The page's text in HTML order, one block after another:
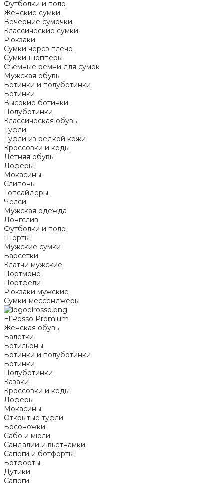
Футболки и поло
Женские сумки
Вечерние сумочки
Классические сумки
Рюкзаки
Сумки через плечо
Сумки-шопперы
Съемные ремни для сумок
Мужская обувь
Ботинки и полуботинки
Ботинки
Высокие ботинки
Полуботинки
Классическая обувь
Туфли
Туфли из редкой кожи
Кроссовки и кеды
Летняя обувь
Лоферы
Мокасины
Слипоны
Топсайдеры
Челси
Мужская одежда
Лонгслив
Футболки и поло
Шорты
Мужские сумки
Барсетки
Клатчи мужские
Портмоне
Портфели
Рюкзаки мужские
Сумки-мессенджеры
El’Rosso Premium
Женская обувь
Балетки
Ботильоны
Ботинки и полуботинки
Ботинки
Полуботинки
Казаки
Кроссовки и кеды
Лоферы
Мокасины
Открытые туфли
Босоножки
Сабо и мюли
Сандалии и вьетнамки
Сапоги и ботфорты
Ботфорты
Дутики
Сапоги